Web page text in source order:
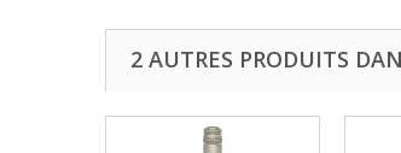
2 AUTRES PRODUITS